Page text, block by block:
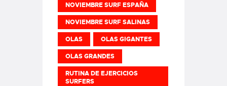
NOVIEMBRE SURF ESPAÑA
NOVIEMBRE SURF SALINAS
OLAS OLAS GIGANTES
OLAS GRANDES
RUTINA DE EJERCICIOS
SURFERS